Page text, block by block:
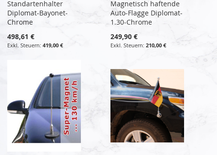
Standartenhalter
Diplomat-Bayonet-
Chrome
498,61 €
419,00 €
Magnetisch haftende
Auto-Flagge Diplomat-
1.30-Chrome
249,90 €
210,00 €